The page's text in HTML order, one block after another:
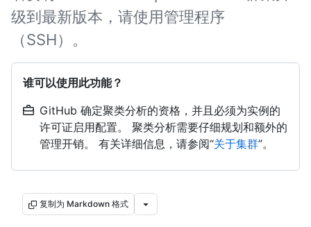
级到最新版本，请使用管理程序
（SSH）。
谁可以使用此功能？
GitHub 确定聚类分析的资格，并且必须为实例的
许可证启用配置。 聚类分析需要仔细规划和额外的
管理开销。 有关详细信息，请参阅“关于集群”。
复制为 Markdown 格式